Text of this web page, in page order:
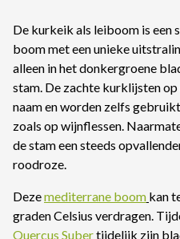
De kurkeik als leiboom is een
boom met een unieke
alleen in het donkergroene
stam. De zachte kurklijsten
naam en worden zelfs
zoals op wijnflessen.
de stam een steeds
roodroze.
Dezemediterrane boom kan
graden Celsius verdragen.
Quercus Subertijdelijk zijn